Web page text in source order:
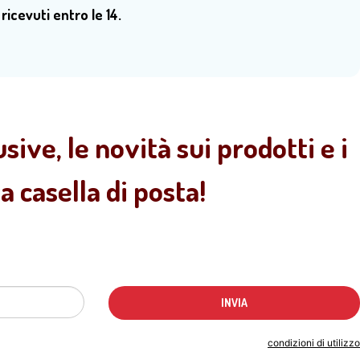
entro le 14.
le novità sui prodotti e i
casella di posta!
condizioni di utilizzo